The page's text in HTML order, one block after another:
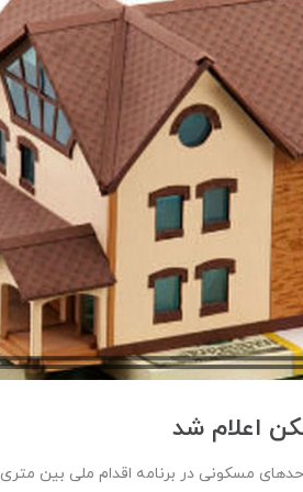
اعلام شد
برنامه اقدام ملی بین متری ۲.۵ تا ۳ میلیون تومان است.